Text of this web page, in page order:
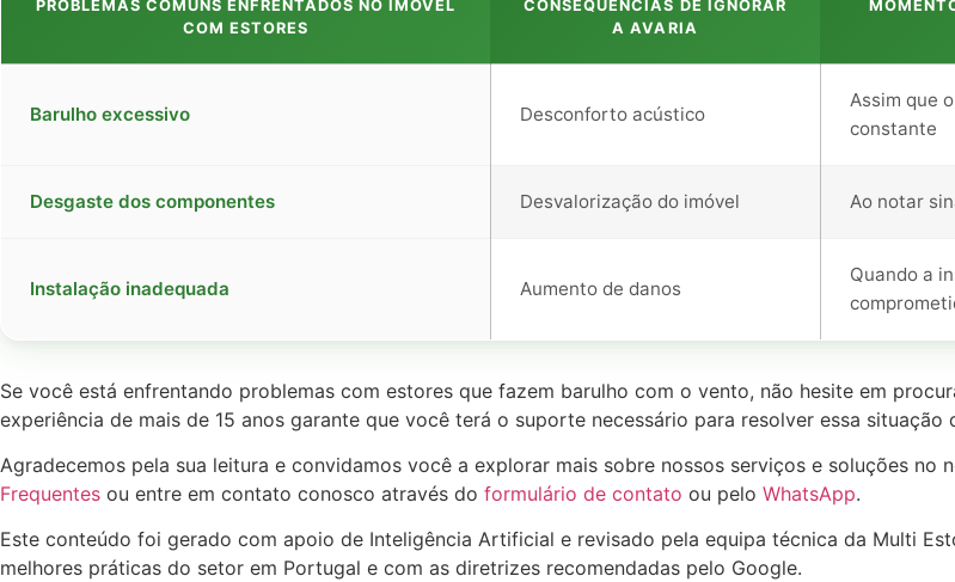
PROBLEMAS COMUNS ENFRENTADOS NO IMÓVEL
COM ESTORES
CONSEQUÊNCIAS DE IGNORAR
A AVARIA
Barulho excessivo Desconforto acústico
Assim que
constante
Desgaste dos componentes Desvalorização do imóvel Ao notar
Instalação inadequada Aumento de danos
Quando a
Se você está enfrentando problemas com estores que fazem barulho com o vento, não hesite em
experiência de mais de 15 anos garante que você terá o suporte necessário para resolver essa
Agradecemos pela sua leitura e convidamos você a explorar mais sobre nossos serviços e soluções no
Frequentes ou entre em contato conosco através do formulário de contato ou pelo WhatsApp.
Este conteúdo foi gerado com apoio de Inteligência Artificial e revisado pela equipa técnica da Multi
melhores práticas do setor em Portugal e com as diretrizes recomendadas pelo Google.